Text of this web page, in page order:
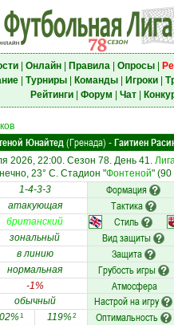
| Онлайн| Правила| Опросы|
| Турниры| Команды| Игроки|
Рейтинги| Форум Чат|
Юнайтед(Гренада) - Гаитиен
2026, 22:00. Сезон 78. День 41.
23° C. Стадион "Фонтеной" (90
1-4-3-3 Формация
атакующая Тактика
британский Стиль
зональный Вид защиты
в линию Защита
нормальная Грубость игры
-1% Атмосфера
обычный Настрой на игру
1 119%2 Оптимальность